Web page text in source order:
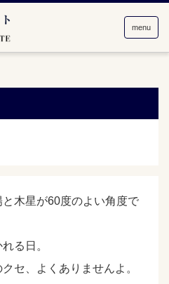
menu
木星が60度のよい角度で
る日。
セ、よくありませんよ。